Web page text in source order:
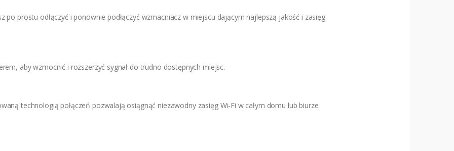
po prostu odłączyć i ponownie podłączyć wzmacniacz w miejscu dającym najlepszą jakość i zasięg
aby wzmocnić i rozszerzyć sygnał do trudno dostępnych miejsc.
technologią połączeń pozwalają osiągnąć niezawodny zasięg Wi-Fi w całym domu lub biurze.